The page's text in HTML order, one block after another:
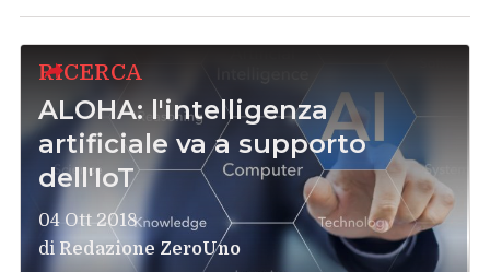
RICERCA
ALOHA: l'intelligenza
artificiale va a supporto
dell'IoT
04 Ott 2018
di Redazione ZeroUno